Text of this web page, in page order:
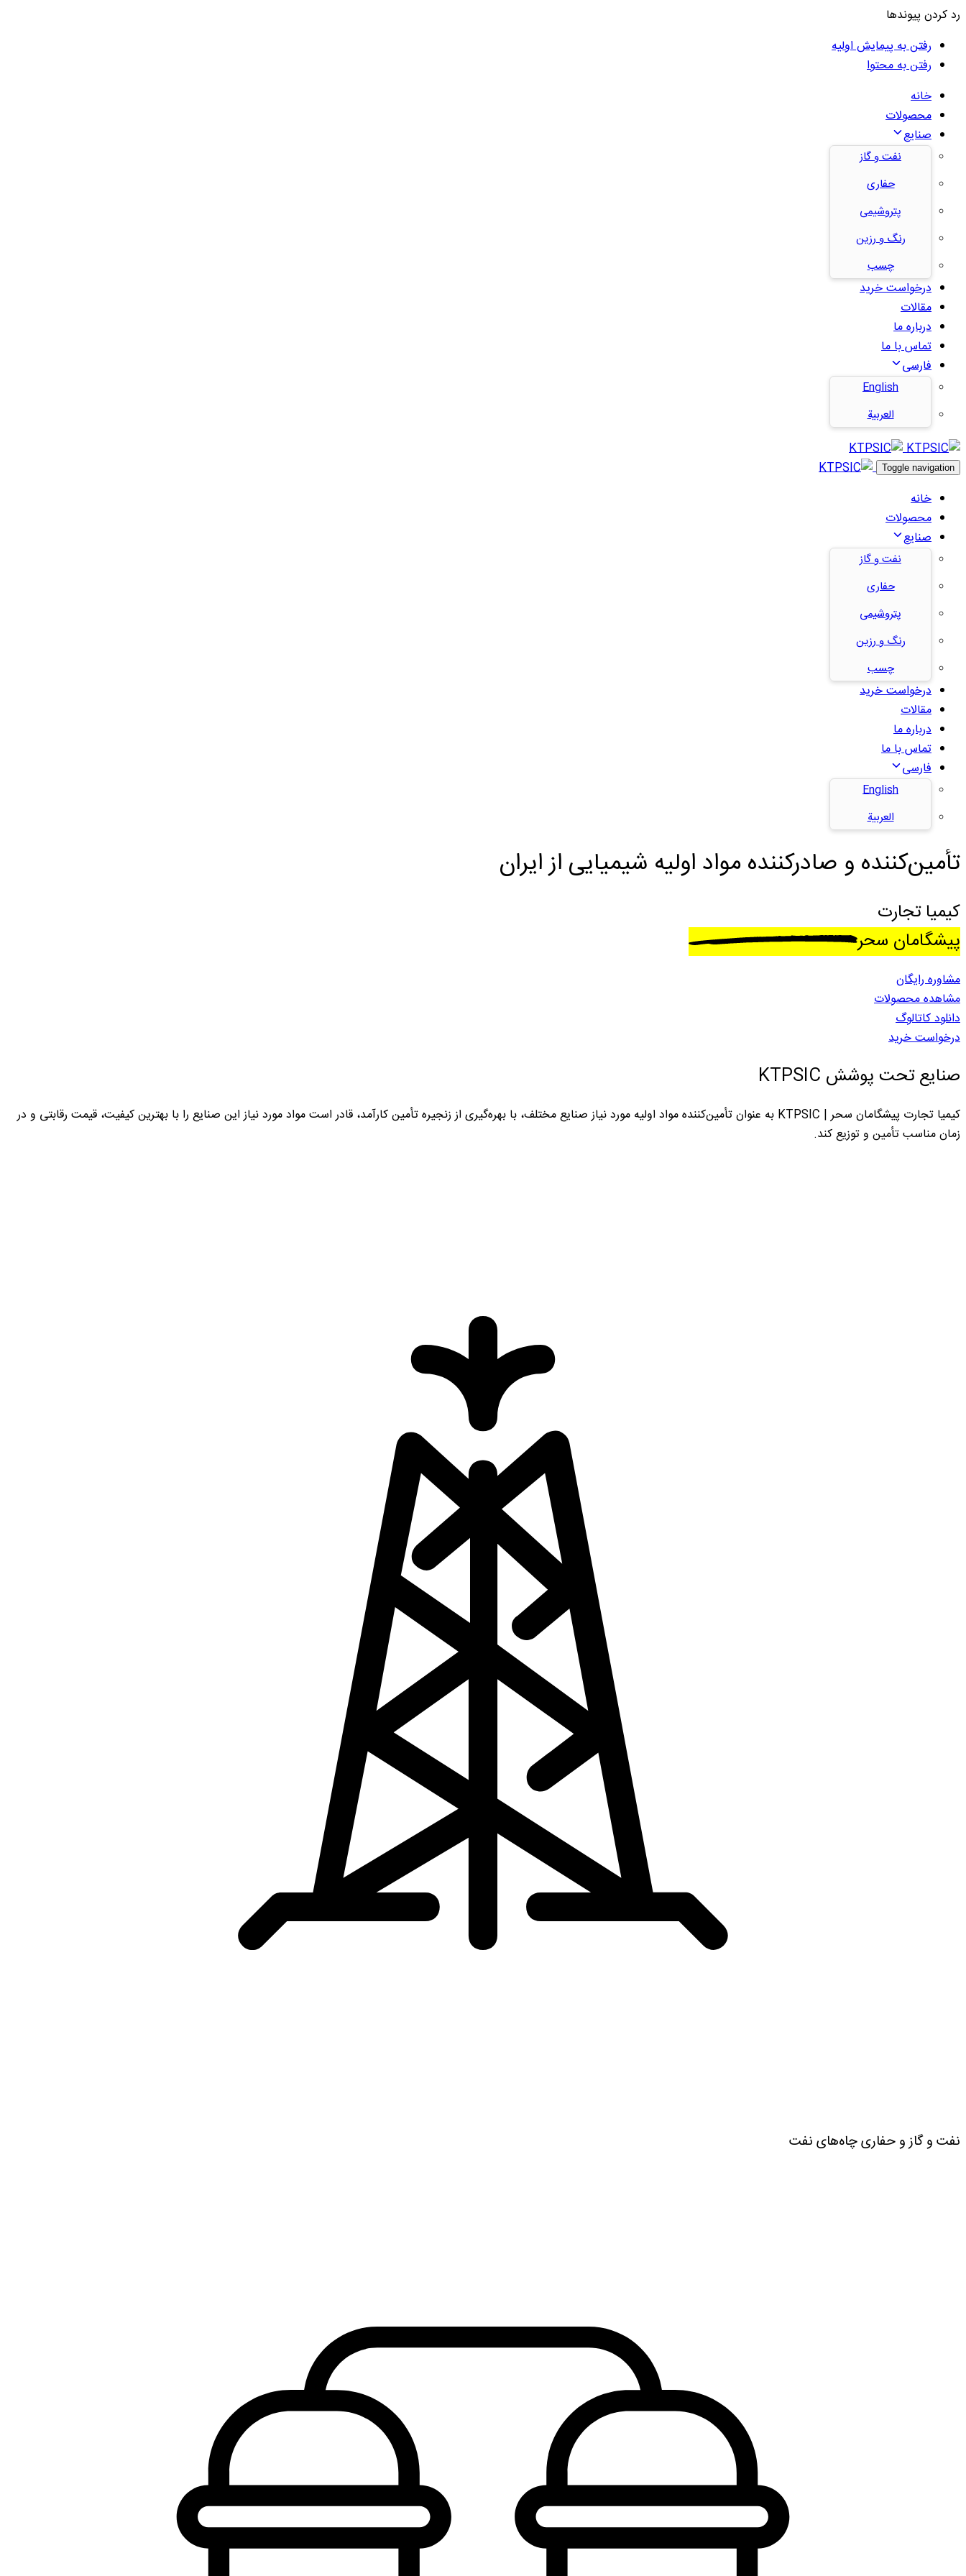
رد کردن پیوندها
رفتن به پیمایش اولیه
رفتن به محتوا
خانه
محصولات
صنایع
نفت و گاز
حفاری
پتروشیمی
رنگ و رزین
چسب
درخواست خرید
مقالات
درباره ما
تماس با ما
فارسی
English
العربية
Toggle navigation
خانه
محصولات
صنایع
نفت و گاز
حفاری
پتروشیمی
رنگ و رزین
چسب
درخواست خرید
مقالات
درباره ما
تماس با ما
فارسی
English
العربية
تأمین‌کننده و صادرکننده مواد اولیه شیمیایی از ایران
کیمیا تجارت
پیشگامان سحر
مشاوره رایگان
مشاهده محصولات
دانلود کاتالوگ
درخواست خرید
صنایع تحت پوشش KTPSIC
کیمیا تجارت پیشگامان سحر | KTPSIC به عنوان تأمین‌کننده مواد اولیه مورد نیاز صنایع مختلف، با بهره‌گیری از زنجیره تأمین کارآمد، قادر است مواد مورد نیاز این صنایع را با بهترین کیفیت، قیمت رقابتی و در
زمان مناسب تأمین و توزیع کند.
نفت و گاز و حفاری چاه‌های نفت